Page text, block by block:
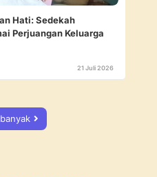
Hati: Sedekah
Perjuangan Keluarga
21 Juli 2026